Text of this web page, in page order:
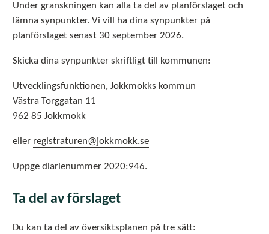
Under granskningen kan alla ta del av planförslaget och
lämna synpunkter. Vi vill ha dina synpunkter på
planförslaget senast 30 september 2026.
Skicka dina synpunkter skriftligt till kommunen:
Utvecklingsfunktionen, Jokkmokks kommun
Västra Torggatan 11
962 85 Jokkmokk
eller registraturen@jokkmokk.se
Uppge diarienummer 2020:946.
Ta del av förslaget
Du kan ta del av översiktsplanen på tre sätt: